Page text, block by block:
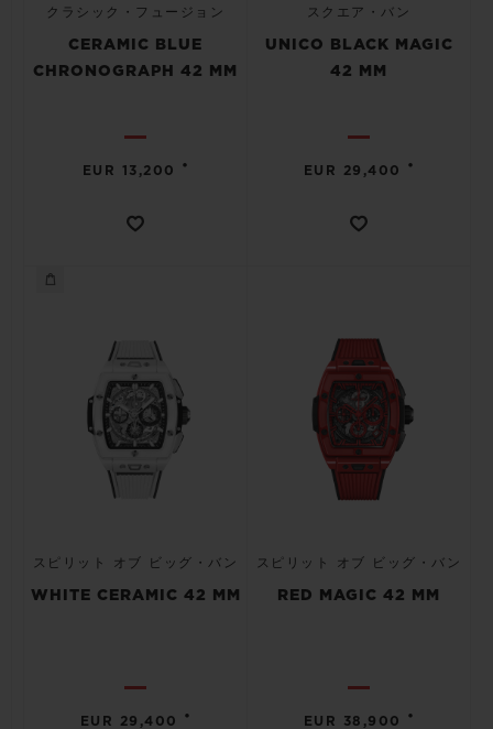
クラシック・フュージョン
CERAMIC BLUE
CHRONOGRAPH 42 MM
EUR 13,200 •
スクエア・バン
UNICO BLACK MAGIC
42 MM
EUR 29,400 •
スピリット オブ ビッグ・バン
WHITE CERAMIC 42 MM
EUR 29,400 •
スピリット オブ ビッグ・バン
RED MAGIC 42 MM
EUR 38,900 •